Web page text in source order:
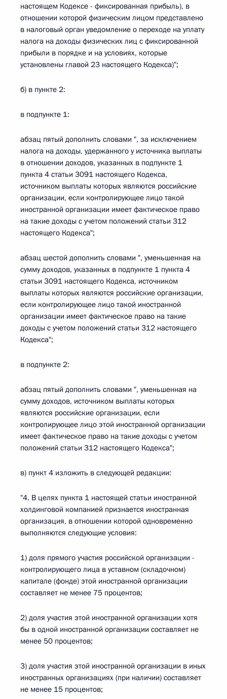
настоящем Кодексе - фиксированная прибыль), в
отношении которой физическим лицом представлено
в налоговый орган уведомление о переходе на уплату
налога на доходы физических лиц с фиксированной
прибыли в порядке и на условиях, которые
установлены главой 23 настоящего Кодекса)";
б) в пункте 2:
в подпункте 1:
абзац пятый дополнить словами ", за исключением
налога на доходы, удержанного у источника выплаты
в отношении доходов, указанных в подпункте 1
пункта 4 статьи 3091 настоящего Кодекса,
источником выплаты которых являются российские
организации, если контролирующее лицо такой
иностранной организации имеет фактическое право
на такие доходы с учетом положений статьи 312
настоящего Кодекса";
абзац шестой дополнить словами ", уменьшенная на
сумму доходов, указанных в подпункте 1 пункта 4
статьи 3091 настоящего Кодекса, источником
выплаты которых являются российские организации,
если контролирующее лицо такой иностранной
организации имеет фактическое право на такие
доходы с учетом положений статьи 312 настоящего
Кодекса";
в подпункте 2:
абзац пятый дополнить словами ", уменьшенная на
сумму доходов, источником выплаты которых
являются российские организации, если
контролирующее лицо этой иностранной организации
имеет фактическое право на такие доходы с учетом
положений статьи 312 настоящего Кодекса";
в) пункт 4 изложить в следующей редакции:
"4. В целях пункта 1 настоящей статьи иностранной
холдинговой компанией признается иностранная
организация, в отношении которой одновременно
выполняются следующие условия:
1) доля прямого участия российской организации -
контролирующего лица в уставном (складочном)
капитале (фонде) этой иностранной организации
составляет не менее 75 процентов;
2) доля участия этой иностранной организации хотя
бы в одной иностранной организации составляет не
менее 50 процентов;
3) доля участия этой иностранной организации в иных
иностранных организациях (при наличии) составляет
не менее 15 процентов;